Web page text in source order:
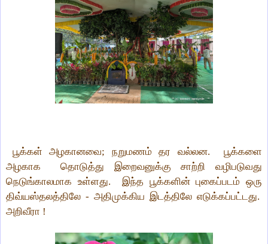
பூக்கள் அழகானவை; நறுமணம் தர வல்லன.
பூக்களை
அழகாக
தொடுத்து இறைவனுக்கு சாற்றி வழிபடுவது
நெடுங்காலமாக உள்ளது. இந்த பூக்களின் புகைப்படம் ஒரு
திவ்யஸ்தலத்திலே - அதிமுக்கிய இடத்திலே எடுக்கப்பட்டது.
அறிவீரா !